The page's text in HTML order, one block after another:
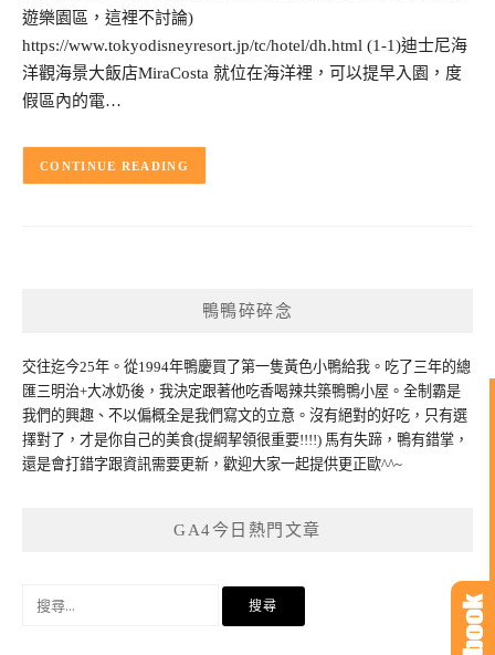
遊樂園區，這裡不討論)
https://www.tokyodisneyresort.jp/tc/hotel/dh.html (1-1)迪士尼海
洋觀海景大飯店MiraCosta 就位在海洋裡，可以提早入園，度
假區內的電…
CONTINUE READING
鴨鴨碎碎念
交往迄今25年。從1994年鴨慶買了第一隻黃色小鴨給我。吃了三年的總
匯三明治+大冰奶後，我決定跟著他吃香喝辣共築鴨鴨小屋。全制霸是
我們的興趣、不以偏概全是我們寫文的立意。沒有絕對的好吃，只有選
擇對了，才是你自己的美食(提綱挈領很重要!!!!) 馬有失蹄，鴨有錯掌，
還是會打錯字跟資訊需要更新，歡迎大家一起提供更正歐^^~
GA4今日熱門文章